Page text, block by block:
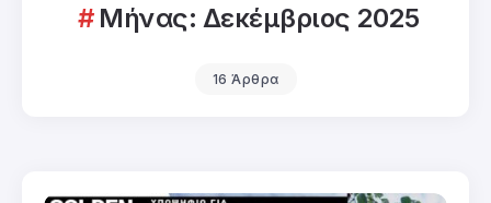
Μήνας: Δεκέμβριος 2025
16 Άρθρα